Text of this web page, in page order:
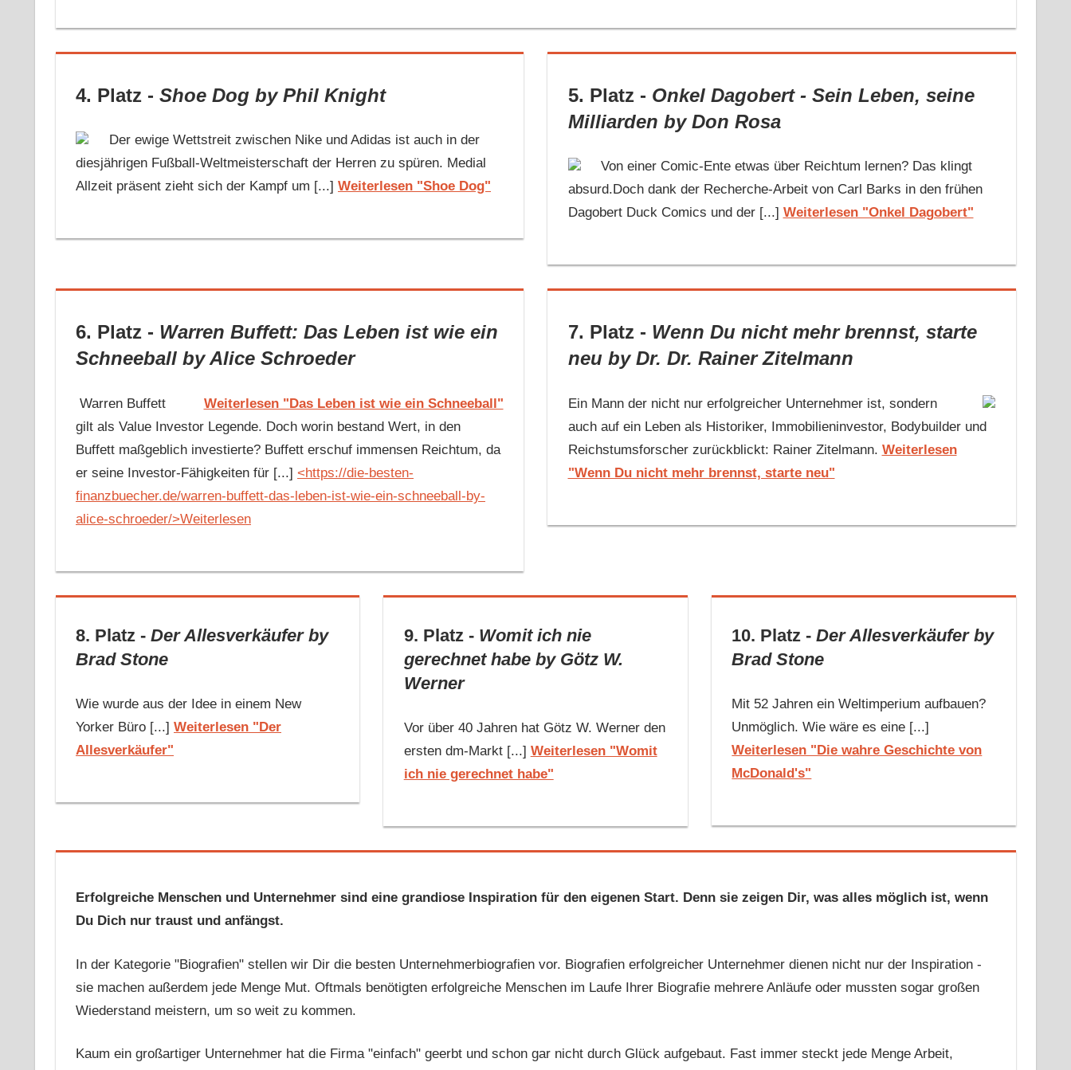
4. Platz - Shoe Dog by Phil Knight
Der ewige Wettstreit zwischen Nike und Adidas ist auch in der
diesjährigen Fußball-Weltmeisterschaft der Herren zu spüren. Medial
Allzeit präsent zieht sich der Kampf um [...] Weiterlesen "Shoe Dog"
5. Platz - Onkel Dagobert - Sein Leben, seine
Milliarden by Don Rosa
Von einer Comic-Ente etwas über Reichtum lernen? Das klingt
absurd.Doch dank der Recherche-Arbeit von Carl Barks in den frühen
Dagobert Duck Comics und der [...] Weiterlesen "Onkel Dagobert"
6. Platz - Warren Buffett: Das Leben ist wie ein
Schneeball by Alice Schroeder
Weiterlesen "Das Leben ist wie ein Schneeball"
Warren Buffett
gilt als Value Investor Legende. Doch worin bestand Wert, in den
Buffett maßgeblich investierte? Buffett erschuf immensen Reichtum, da
er seine Investor-Fähigkeiten für [...] <https://die-besten-
finanzbuecher.de/warren-buffett-das-leben-ist-wie-ein-schneeball-by-
alice-schroeder/>Weiterlesen
7. Platz - Wenn Du nicht mehr brennst, starte
neu by Dr. Dr. Rainer Zitelmann
Ein Mann der nicht nur erfolgreicher Unternehmer ist, sondern
auch auf ein Leben als Historiker, Immobilieninvestor, Bodybuilder und
Reichstumsforscher zurückblickt: Rainer Zitelmann. Weiterlesen
"Wenn Du nicht mehr brennst, starte neu"
8. Platz - Der Allesverkäufer by
Brad Stone
Wie wurde aus der Idee in einem New
Yorker Büro [...] Weiterlesen "Der
Allesverkäufer"
9. Platz - Womit ich nie
gerechnet habe by Götz W.
Werner
Vor über 40 Jahren hat Götz W. Werner den
ersten dm-Markt [...] Weiterlesen "Womit
ich nie gerechnet habe"
10. Platz -Der Allesverkäuferby
Brad Stone
Mit 52 Jahren ein Weltimperium aufbauen?
Unmöglich. Wie wäre es eine [...]
Weiterlesen "Die wahre Geschichte von
McDonald's"
Erfolgreiche Menschen und Unternehmer sind eine grandiose Inspiration für den eigenen Start. Denn sie zeigen Dir, was alles möglich ist, wenn
Du Dich nur traust und anfängst.
In der Kategorie "Biografien" stellen wir Dir die besten Unternehmerbiografien vor. Biografien erfolgreicher Unternehmer dienen nicht nur der Inspiration -
sie machen außerdem jede Menge Mut. Oftmals benötigten erfolgreiche Menschen im Laufe Ihrer Biografie mehrere Anläufe oder mussten sogar großen
Wiederstand meistern, um so weit zu kommen.
Kaum ein großartiger Unternehmer hat die Firma "einfach" geerbt und schon gar nicht durch Glück aufgebaut. Fast immer steckt jede Menge Arbeit,